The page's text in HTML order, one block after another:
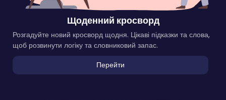
Щоденний кросворд
Розгадуйте новий кросворд щодня. Цікаві підказки та слова,
щоб розвинути логіку та словниковий запас.
Перейти